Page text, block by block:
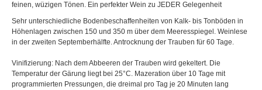
feinen, wüzigen Tönen. Ein perfekter Wein zu JEDER Gelegenheit
Sehr unterschiedliche Bodenbeschaffenheiten von Kalk- bis Tonböden in
Höhenlagen zwischen 150 und 350 m über dem Meeresspiegel. Weinlese
in der zweiten Septemberhälfte. Antrocknung der Trauben für 60 Tage.
Vinifizierung: Nach dem Abbeeren der Trauben wird gekeltert. Die
Temperatur der Gärung liegt bei 25°C. Mazeration über 10 Tage mit
programmierten Pressungen, die dreimal pro Tag je 20 Minuten lang